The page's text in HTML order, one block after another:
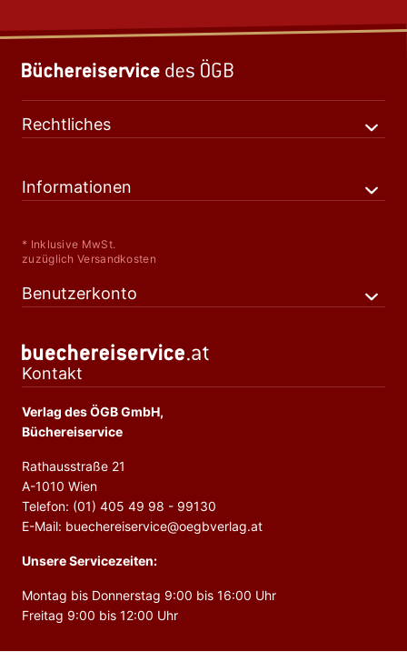
Rechtliches
Informationen
* Inklusive MwSt.
zuzüglich Versandkosten
Benutzerkonto
Kontakt
Verlag des ÖGB GmbH,
Büchereiservice
Rathausstraße 21
A-1010 Wien
Telefon: (01) 405 49 98 - 99130
E-Mail: buechereiservice@oegbverlag.at
Unsere Servicezeiten:
Montag bis Donnerstag 9:00 bis 16:00 Uhr
Freitag 9:00 bis 12:00 Uhr